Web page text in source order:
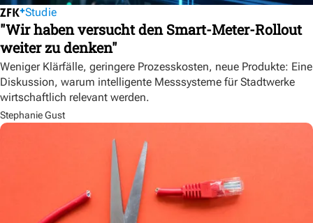
Studie
"Wir haben versucht den Smart-Meter-Rollout
weiter zu denken"
Weniger Klärfälle, geringere Prozesskosten, neue Produkte: Eine
Diskussion, warum intelligente Messsysteme für Stadtwerke
wirtschaftlich relevant werden.
Stephanie Gust